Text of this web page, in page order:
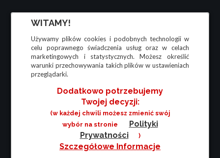
WITAMY!
Używamy plików cookies i podobnych technologii w
celu poprawnego świadczenia usług oraz w celach
marketingowych i statystycznych. Możesz określić
warunki przechowywania takich plików w ustawieniach
przeglądarki.
Dodatkowo potrzebujemy
Twojej decyzji:
(w każdej chwili możesz zmienić swój
wybór na stronie
Polityki
Prywatności
)
Szczegółowe Informacje